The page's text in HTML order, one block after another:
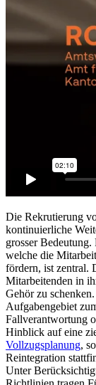
Die Rekrutierung
kontinuierliche
grosser Bedeutung.
welche die
fördern, ist zentral.
Mitarbeitenden in
Gehör zu
Aufgabengebiet
Fallverantwortung
Hinblick auf eine
Vollzugsplanung,
Reintegration
Unter